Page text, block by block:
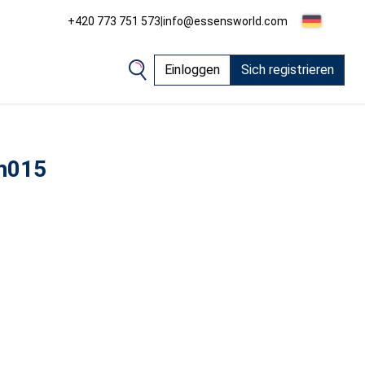
+420 773 751 573|info@essensworld.com
Einloggen Sich registrieren